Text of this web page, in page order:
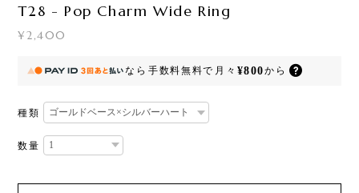
T28 - Pop Charm Wide Ring
¥2,400
なら 手数料無料で 月々 ¥800から
種類
数量